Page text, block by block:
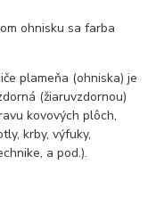
ohnisku sa farba
plameňa (ohniska) je
(žiaruvzdornou)
kovových plôch,
krby, výfuky,
a pod.).